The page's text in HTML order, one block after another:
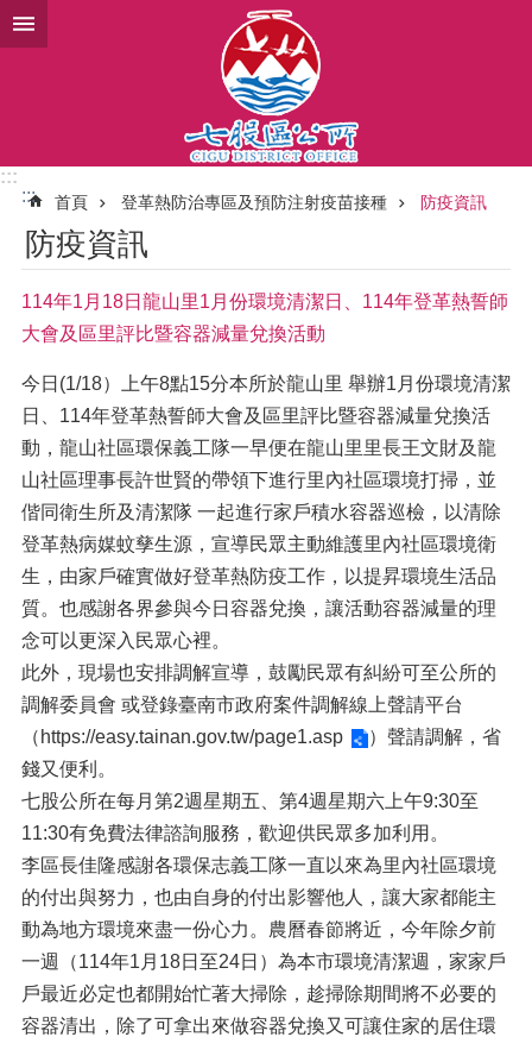
跳到主要內容區塊
:::
:::
首頁 登革熱防治專區及預防注射疫苗接種 防疫資訊
防疫資訊
114年1月18日龍山里1月份環境清潔日、114年登革熱誓師
大會及區里評比暨容器減量兌換活動
今日(1/18）上午8點15分本所於龍山里 舉辦1月份環境清潔
日、114年登革熱誓師大會及區里評比暨容器減量兌換活
動，龍山社區環保義工隊一早便在龍山里里長王文財及龍
山社區理事長許世賢的帶領下進行里內社區環境打掃，並
偕同衛生所及清潔隊 一起進行家戶積水容器巡檢，以清除
登革熱病媒蚊孳生源，宣導民眾主動維護里內社區環境衛
生，由家戶確實做好登革熱防疫工作，以提昇環境生活品
質。也感謝各界參與今日容器兌換，讓活動容器減量的理
念可以更深入民眾心裡。
此外，現場也安排調解宣導，鼓勵民眾有糾紛可至公所的
調解委員會 或登錄臺南市政府案件調解線上聲請平台
（ https://easy.tainan.gov.tw/page1.asp
）聲請調解，省
錢又便利。
七股公所在每月第2週星期五、第4週星期六上午9:30至
11:30有免費法律諮詢服務，歡迎供民眾多加利用。
李區長佳隆感謝各環保志義工隊一直以來為里內社區環境
的付出與努力，也由自身的付出影響他人，讓大家都能主
動為地方環境來盡一份心力。農曆春節將近，今年除夕前
一週（114年1月18日至24日）為本市環境清潔週，家家戶
戶最近必定也都開始忙著大掃除，趁掃除期間將不必要的
容器清出，除了可拿出來做容器兌換又可讓住家的居住環